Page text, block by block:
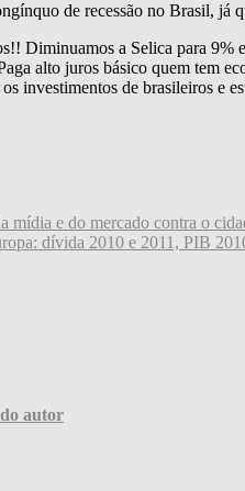
de recessão no Brasil, já
Diminuamos a Selica para
alto juros básico quem tem
investimentos de brasileiros e
mídia e do mercado contra o
dívida 2010 e 2011, PIB
autor